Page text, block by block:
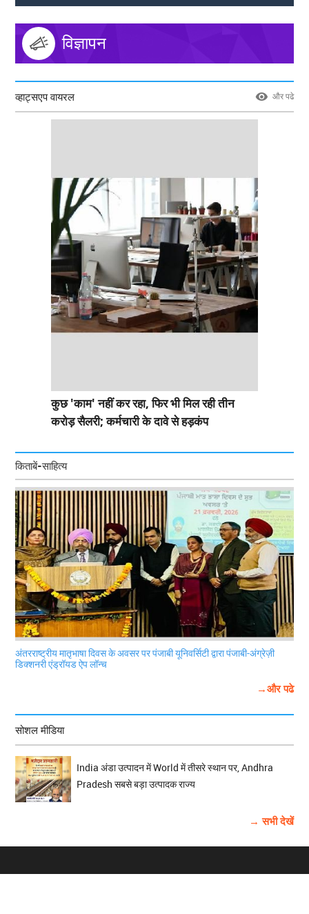
विज्ञापन
व्हाट्सएप वायरल और पढे
कुछ 'काम' नहीं कर रहा, फिर भी मिल रही तीन
करोड़ सैलरी; कर्मचारी के दावे से हड़कंप
किताबें-साहित्य
अंतरराष्ट्रीय मातृभाषा दिवस के अवसर पर पंजाबी यूनिवर्सिटी द्वारा पंजाबी-अंग्रेज़ी
डिक्शनरी एंड्रॉयड ऐप लॉन्च
→और पढे
सोशल मीडिया
India अंडा उत्पादन में World में तीसरे स्थान पर, Andhra
Pradesh सबसे बड़ा उत्पादक राज्य
→ सभी देखें